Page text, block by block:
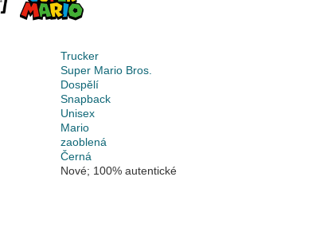
Trucker
Super Mario Bros.
Dospělí
Snapback
Unisex
Mario
zaoblená
Černá
Nové; 100% autentické